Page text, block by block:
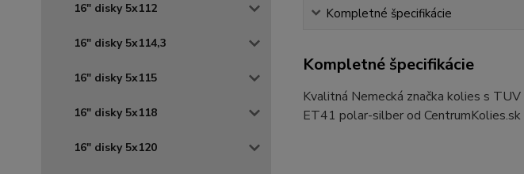
16" disky 5x112
16" disky 5x114,3
16" disky 5x115
16" disky 5x118
16" disky 5x120
Kompletné špecifikácie
Kompletné špecifikácie
Kvalitná Nemecká značka kolies s
ET41 polar-silber od